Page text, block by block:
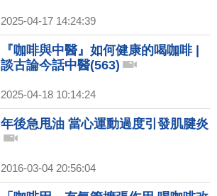
2025-04-17 14:24:39
『咖啡與中醫』如何健康的喝咖啡 |
談古論今話中醫(563)
2025-04-18 10:14:24
年後急甩油 當心運動過度引發肌腱炎
2016-03-04 20:56:04